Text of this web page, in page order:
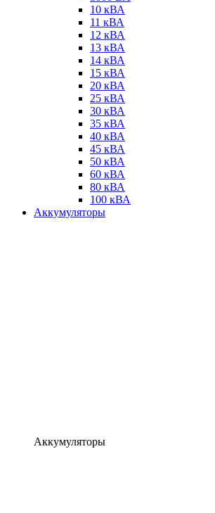
10 кВА
11 кВА
12 кВА
13 кВА
14 кВА
15 кВА
20 кВА
25 кВА
30 кВА
35 кВА
40 кВА
45 кВА
50 кВА
60 кВА
80 кВА
100 кВА
Аккумуляторы
Аккумуляторы